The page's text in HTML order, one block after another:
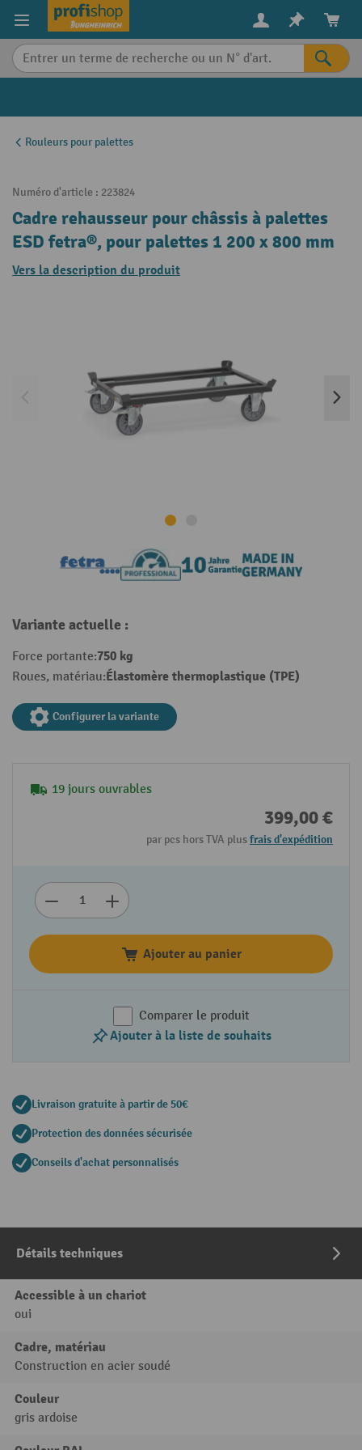
content
Rouleurs pour palettes
Numéro d'article : 223824
Cadre rehausseur pour châssis à palettes
ESD fetra®, pour palettes 1 200 x 800 mm
Vers la description du produit
Variante actuelle :
Force portante:750 kg
Roues, matériau:Élastomère thermoplastique (TPE)
Configurer la variante
19 jours ouvrables
399,00 €
par pcs hors TVA plusfrais d'expédition
Ajouter au panier
Comparer le produit
Ajouter à la liste de souhaits
Livraison gratuite à partir de 50€
Protection des données sécurisée
Conseils d'achat personnalisés
Détails techniques
Accessible à un chariot
oui
Cadre, matériau
Construction en acier soudé
Couleur
gris ardoise